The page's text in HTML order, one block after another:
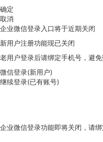
确定
取消
企业微信登录入口将于近期关闭
新用户注册功能现已关闭
老用户登录后请绑定手机号，避
微信登录(新用户)
继续登录(已有账号)
企业微信登录功能即将关闭，请